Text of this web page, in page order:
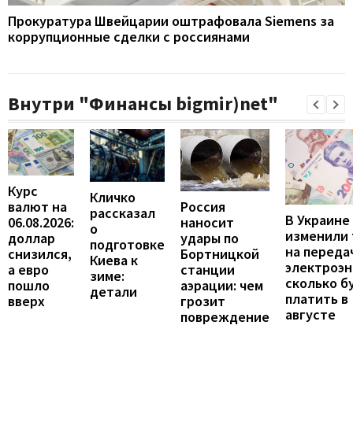
Прокуратура Швейцарии оштрафовала Siemens за
коррупционные сделки с россиянами
Внутри "Финансы bigmir)net"
Курс
валют на
06.08.2026:
доллар
снизился,
а евро
пошло
вверх
Кличко
рассказал
о
подготовке
Киева к
зиме:
детали
Россия
наносит
удары по
Бортницкой
станции
аэрации: чем
грозит
повреждение
В Украине
на
сколько
платить в
августе